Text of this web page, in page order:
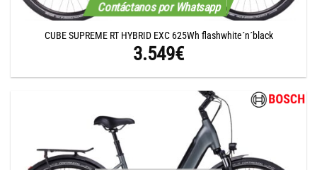
Contáctanos por Whatsapp
CUBE SUPREME RT HYBRID EXC 625Wh flashwhite´n´black
3.549€